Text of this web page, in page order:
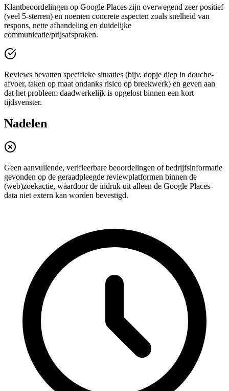
Klantbeoordelingen op Google Places zijn overwegend zeer positief
(veel 5-sterren) en noemen concrete aspecten zoals snelheid van
respons, nette afhandeling en duidelijke
communicatie/prijsafspraken.
Reviews bevatten specifieke situaties (bijv. dopje diep in douche-
afvoer, taken op maat ondanks risico op breekwerk) en geven aan
dat het probleem daadwerkelijk is opgelost binnen een kort
tijdsvenster.
Nadelen
Geen aanvullende, verifieerbare beoordelingen of bedrijfsinformatie
gevonden op de geraadpleegde reviewplatformen binnen de
(web)zoekactie, waardoor de indruk uit alleen de Google Places-
data niet extern kan worden bevestigd.